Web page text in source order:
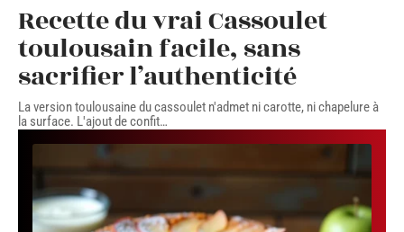
Recette du vrai Cassoulet
toulousain facile, sans
sacrifier l’authenticité
La version toulousaine du cassoulet n'admet ni carotte, ni chapelure à
la surface. L'ajout de confit…